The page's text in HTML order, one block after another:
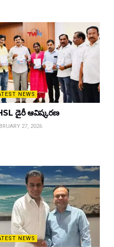
NEWS
డైరీ ఆవిష్కరణ
27, 2026
NEWS